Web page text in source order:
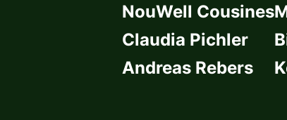
NouWell Cousines
Claudia Pichler
Andreas Rebers